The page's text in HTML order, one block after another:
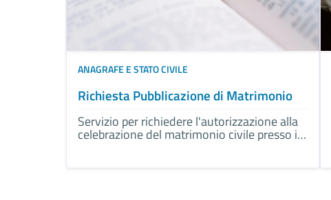
ANAGRAFE E STATO CIVILE
Richiesta Pubblicazione di Matrimonio
Servizio per richiedere l'autorizzazione alla
celebrazione del matrimonio civile presso il